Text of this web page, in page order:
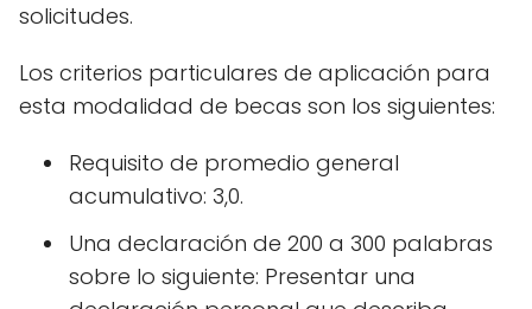
solicitudes.
Los criterios particulares de aplicación para
esta modalidad de becas son los siguientes:
Requisito de promedio general
acumulativo: 3,0.
Una declaración de 200 a 300 palabras
sobre lo siguiente: Presentar una